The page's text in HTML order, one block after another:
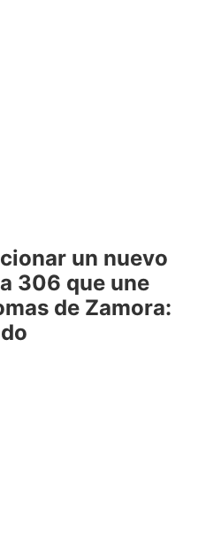
un nuevo
306 que une
de Zamora: